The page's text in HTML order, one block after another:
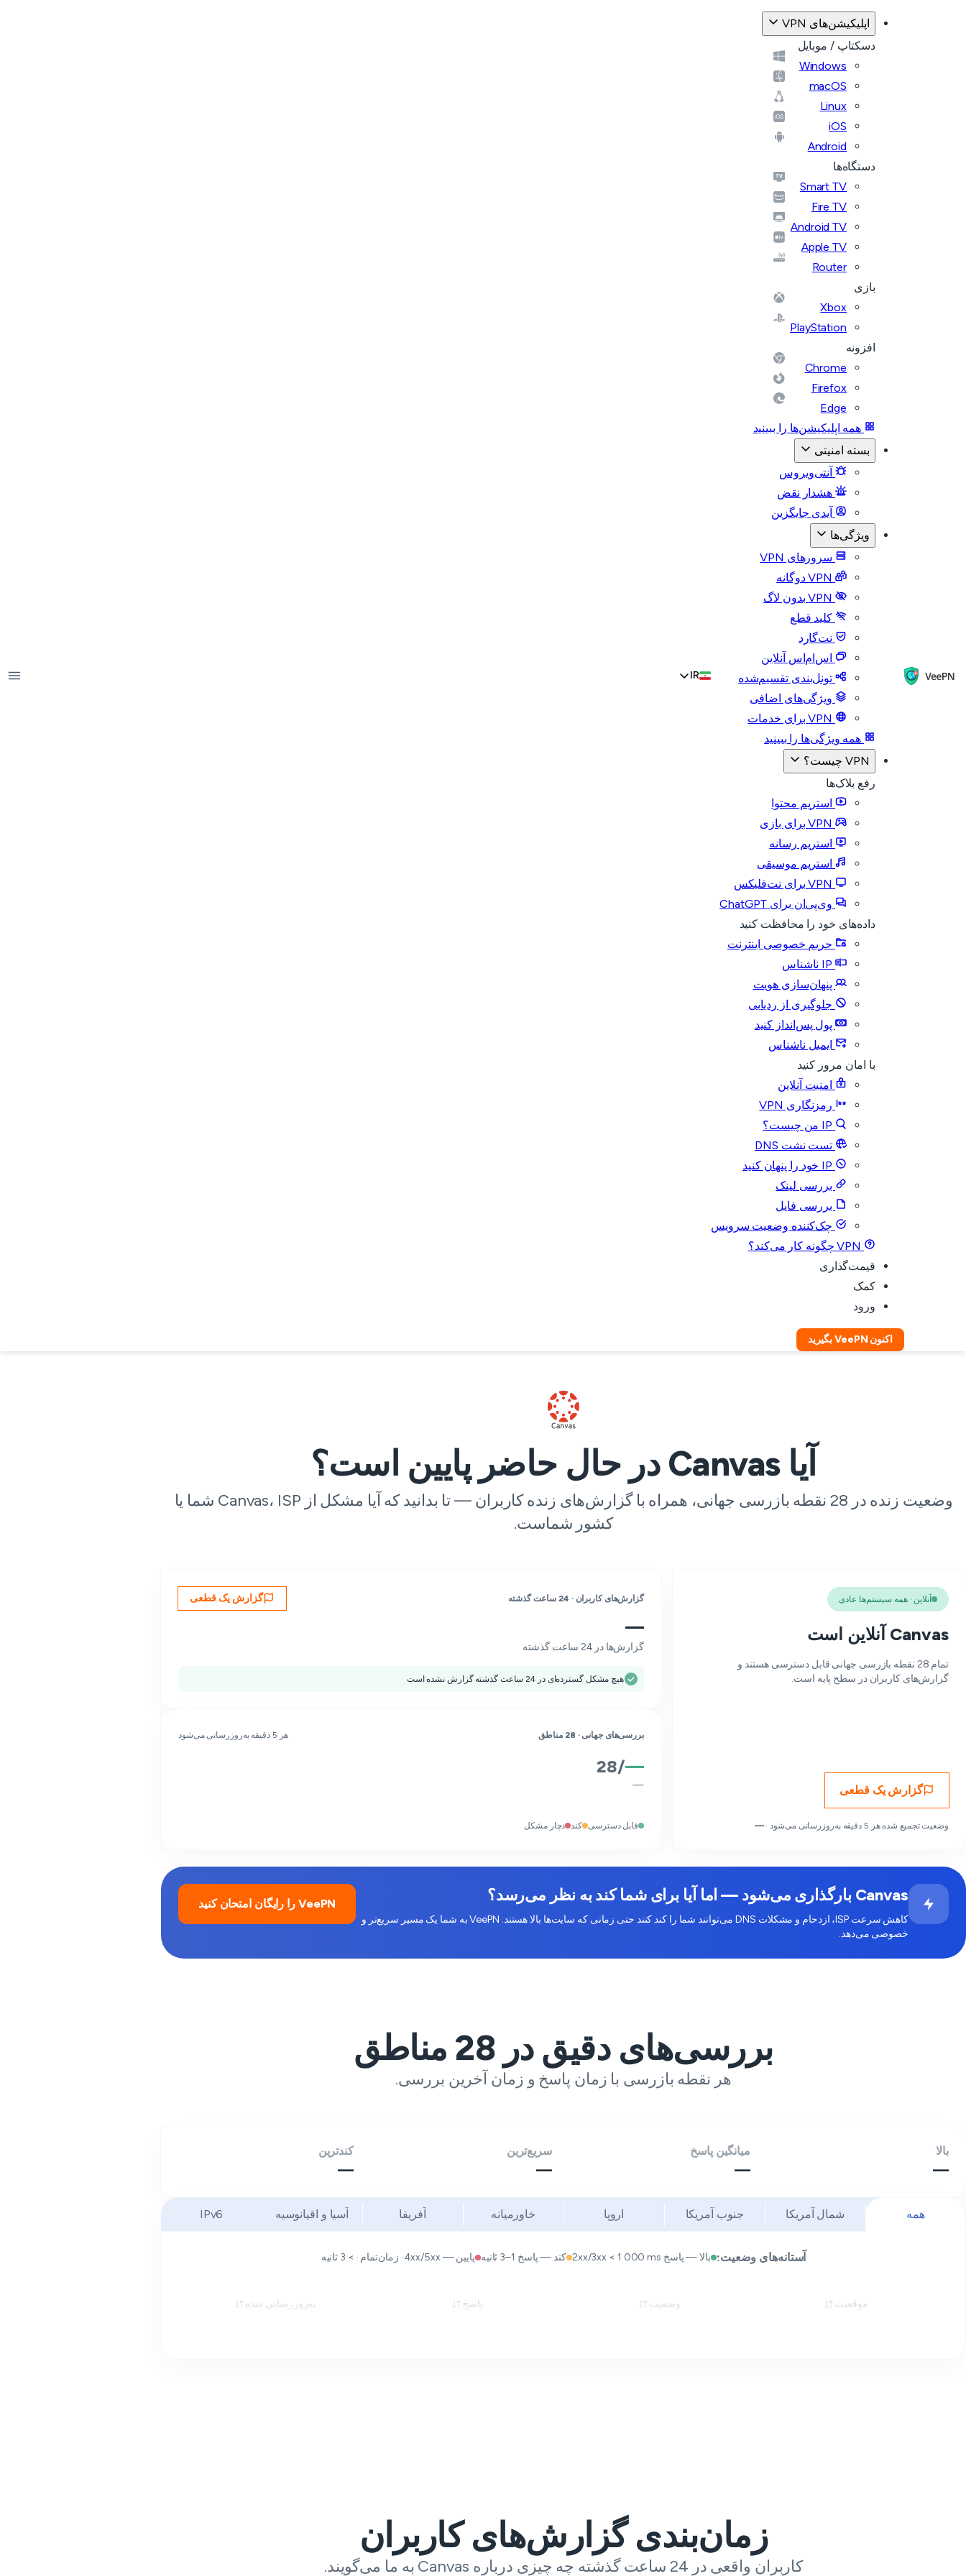
اپلیکیشن‌های VPN
دسکتاپ / موبایل
Windows
macOS
Linux
iOS
Android
دستگاه‌ها
Smart TV
Fire TV
Android TV
Apple TV
Router
بازی
Xbox
PlayStation
افزونه
Chrome
Firefox
Edge
همه اپلیکیشن‌ها را ببینید
بسته امنیتی
آنتی‌ویروس
هشدار نقض
آیدی جایگزین
ویژگی‌ها
سرورهای VPN
کلید قطع
نت‌گارد
اس‌ام‌اس آنلاین
تونل‌بندی تقسیم‌شده
ویژگی‌های اضافی
همه ویژگی‌ها را ببینید
VPN چیست؟
رفع بلاک‌ها
استریم محتوا
استریم رسانه
استریم موسیقی
وی‌پی‌ان برای ChatGPT
داده‌های خود را محافظت کنید
حریم خصوصی اینترنت
پنهان‌سازی هویت
جلوگیری از ردیابی
پول پس‌انداز کنید
ایمیل ناشناس
با امان مرور کنید
امنیت آنلاین
رمزنگاری VPN
تست نشت DNS
بررسی لینک
بررسی فایل
چک‌کننده وضعیت سرویس
قیمت‌گذاری
کمک
ورود
اکنون VeePN بگیرید
IR
آیا Canvas در حال حاضر پایین است؟
وضعیت زنده در 28 نقطه بازرسی جهانی، همراه با گزارش‌های زنده کاربران — تا بدانید که آیا مشکل از Canvas، ISP شما یا
کشور شماست.
آنلاین · همه سیستم‌ها عادی
Canvas آنلاین است
تمام 28 نقطه بازرسی جهانی قابل دسترسی هستند و
گزارش‌های کاربران در سطح پایه است.
گزارش یک قطعی
وضعیت تجمیع شده هر 5 دقیقه به‌روزرسانی می‌شود · —
گزارش‌های کاربران · 24 ساعت گذشته گزارش یک قطعی
—
گزارش‌ها در 24 ساعت گذشته
هیچ مشکل گسترده‌ای در 24 ساعت گذشته گزارش نشده است
بررسی‌های جهانی · 28 مناطق هر 5 دقیقه به‌روزرسانی می‌شود
—
/
28
—
قابل دسترسی کند دچار مشکل
Canvas بارگذاری می‌شود — اما آیا برای شما کند به نظر می‌رسد؟
کاهش سرعت ISP، ازدحام و مشکلات DNS می‌توانند شما را کند کنند حتی زمانی که سایت‌ها بالا هستند. VeePN به شما یک مسیر سریع‌تر و
خصوصی می‌دهد.
VeePN را رایگان امتحان کنید
بررسی‌های دقیق در 28مناطق
هر نقطه بازرسی با زمان پاسخ و زمان آخرین بررسی.
بالا
—
میانگین پاسخ
—
سریع‌ترین
—
کندترین
—
همه شمال آمریکا جنوب آمریکا اروپا خاورمیانه آفریقا آسیا و اقیانوسیه IPv6
آستانه‌های وضعیت: بالا — پاسخ 2xx/3xx < 1 000 ms کند — پاسخ 1–3 ثانیه پایین — 4xx/5xx · زمان‌تمام · > 3 ثانیه
موقعیت وضعیت پاسخ به‌روزرسانی شده
زمان‌بندی گزارش‌های کاربران
کاربران واقعی در 24 ساعت گذشته چه چیزی درباره Canvas به ما می‌گویند.